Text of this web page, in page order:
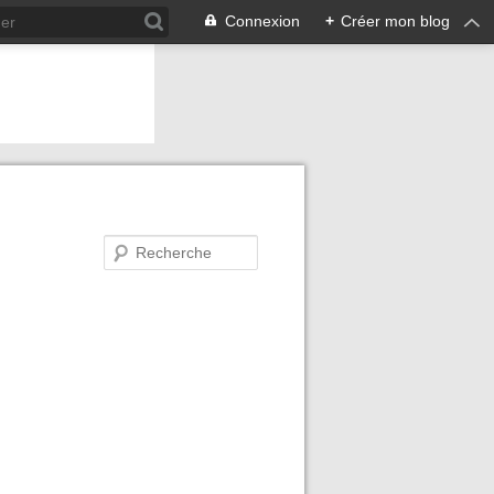
Connexion + Créer mon blog